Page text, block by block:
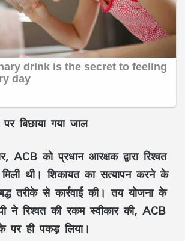
बिछाया गया जाल
ACB को प्रधान आरक्षक द्वारा रिश्वत
थी। शिकायत का सत्यापन करने के
तरीके से कार्रवाई की। तय योजना के
ने रिश्वत की रकम स्वीकार की, ACB
पर ही पकड़ लिया।